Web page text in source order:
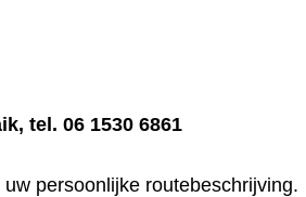
tel. 06 1530 6861
uw persoonlijke routebeschrijving.